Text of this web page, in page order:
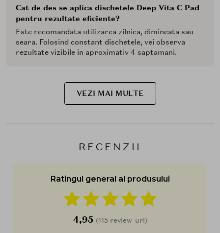
Cat de des se aplica dischetele Deep Vita C Pad
pentru rezultate eficiente?
Este recomandata utilizarea zilnica, dimineata sau
seara. Folosind constant dischetele, vei observa
rezultate vizibile in aproximativ 4 saptamani.
VEZI MAI MULTE
RECENZII
Ratingul general al produsului
4,95 (115 review-uri)